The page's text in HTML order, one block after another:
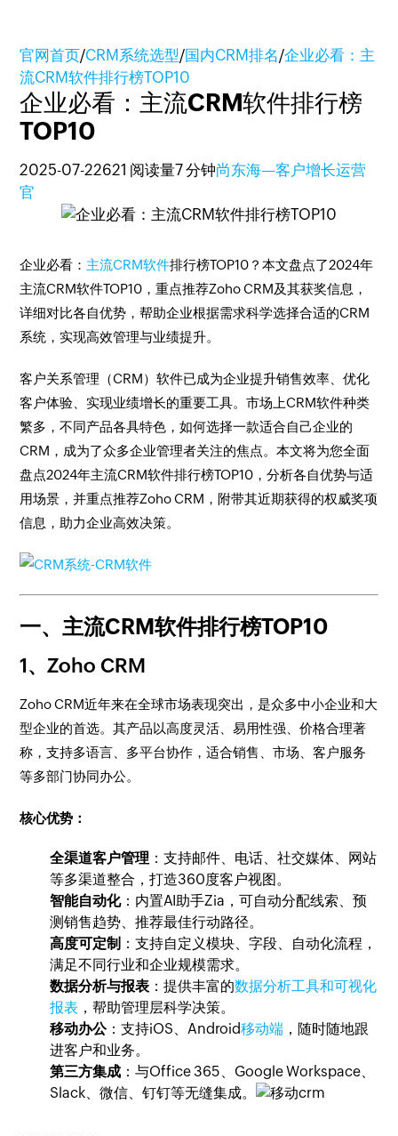
官网首页/CRM系统选型/国内CRM排名/企业必看：主
流CRM软件排行榜TOP10
企业必看：主流CRM软件排行榜
TOP10
2025-07-22621 阅读量7 分钟尚东海—客户增长运营
官
企业必看： 主流CRM软件排行榜TOP10？本文盘点了2024年
主流CRM软件TOP10，重点推荐Zoho CRM及其获奖信息，
详细对比各自优势，帮助企业根据需求科学选择合适的CRM
系统，实现高效管理与业绩提升。
客户关系管理（CRM）软件已成为企业提升销售效率、优化
客户体验、实现业绩增长的重要工具。市场上CRM软件种类
繁多，不同产品各具特色，如何选择一款适合自己企业的
CRM，成为了众多企业管理者关注的焦点。本文将为您全面
盘点2024年主流CRM软件排行榜TOP10，分析各自优势与适
用场景，并重点推荐Zoho CRM，附带其近期获得的权威奖项
信息，助力企业高效决策。
一、主流CRM软件排行榜TOP10
1、Zoho CRM
Zoho CRM近年来在全球市场表现突出，是众多中小企业和大
型企业的首选。其产品以高度灵活、易用性强、价格合理著
称，支持多语言、多平台协作，适合销售、市场、客户服务
等多部门协同办公。
核心优势：
全渠道客户管理 ：支持邮件、电话、社交媒体、网站
等多渠道整合，打造360度客户视图。
智能自动化：内置AI助手Zia，可自动分配线索、预
测销售趋势、推荐最佳行动路径。
高度可定制 ：支持自定义模块、字段、自动化流程，
满足不同行业和企业规模需求。
数据分析与报表 ：提供丰富的数据分析工具和可视化
报表 ，帮助管理层科学决策。
移动办公：支持iOS、Android移动端 ，随时随地跟
进客户和业务。
第三方集成 ：与Office 365、Google Workspace、
Slack、微信、钉钉等无缝集成。